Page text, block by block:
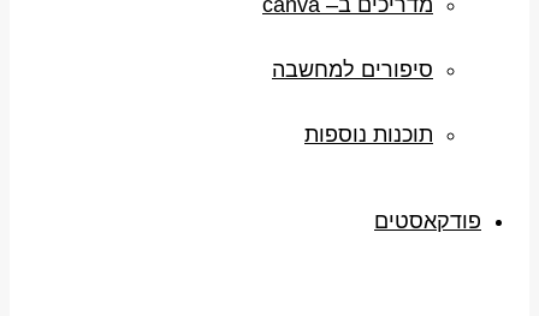
מדריכים ב– canva
סיפורים למחשבה
תוכנות נוספות
פודקאסטים